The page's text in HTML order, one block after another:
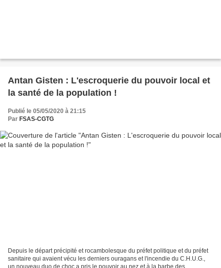
Antan Gisten : L'escroquerie du pouvoir local et
la santé de la population !
Publié le 05/05/2020 à 21:15
Par FSAS-CGTG
Depuis le départ précipité et rocambolesque du préfet politique et du préfet
sanitaire qui avaient vécu les derniers ouragans et l'incendie du C.H.U.G.,
un nouveau duo de choc a pris le pouvoir au nez et à la barbe des